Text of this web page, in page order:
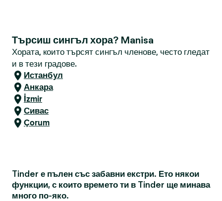
Търсиш сингъл хора? Manisa
Хората, които търсят сингъл членове, често гледат
и в тези градове.
Истанбул
Анкара
İzmir
Сивас
Çorum
Tinder е пълен със забавни екстри. Ето някои
функции, с които времето ти в Tinder ще минава
много по-яко.